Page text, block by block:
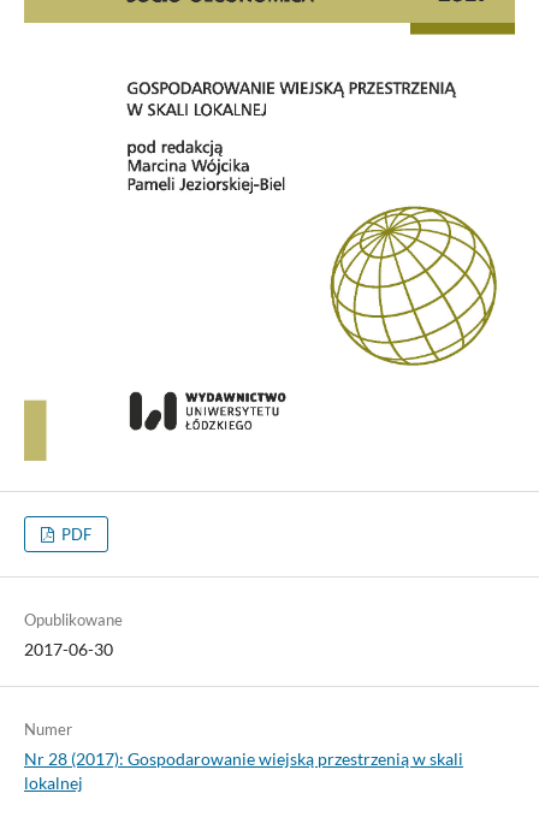
PDF
Opublikowane
2017-06-30
Numer
Nr 28 (2017): Gospodarowanie wiejską przestrzenią w skali
lokalnej